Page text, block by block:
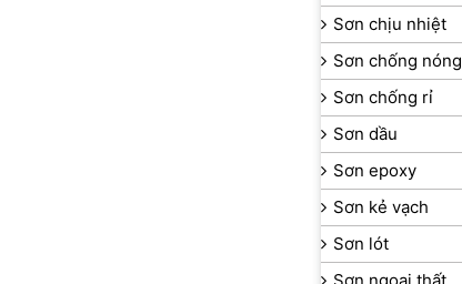
Sơn chịu nhiệt
Sơn chống nóng
Sơn chống rỉ
Sơn dầu
Sơn epoxy
Sơn kẻ vạch
Sơn lót